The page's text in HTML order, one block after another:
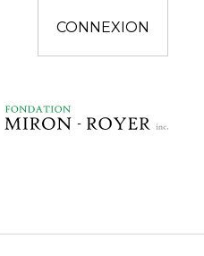
CONNEXION